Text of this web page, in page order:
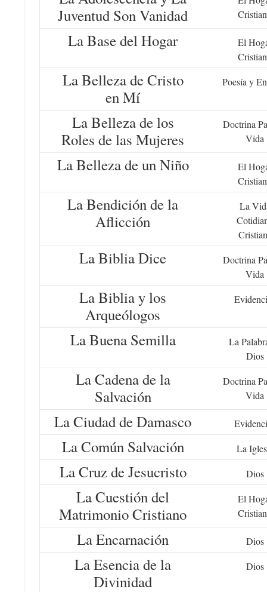
Juventud Son Vanidad
La Base del Hogar
El
La Belleza de Cristo
en Mí
Poesía y
La Belleza de los
Roles de las Mujeres
Doctrina
Vida
La Belleza de un Niño
El
La Bendición de la
Aflicción
La
La Biblia Dice
Doctrina
Vida
La Biblia y los
Arqueólogos
La Buena Semilla
La
Dios
La Cadena de la
Salvación
Doctrina
Vida
La Ciudad de Damasco
La Común Salvación La
La Cruz de Jesucristo Dios
La Cuestión del
Matrimonio Cristiano
El
La Encarnación Dios
La Esencia de la
Divinidad
Dios